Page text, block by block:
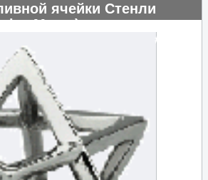
ячейки Стенли
Meyer)
#104841